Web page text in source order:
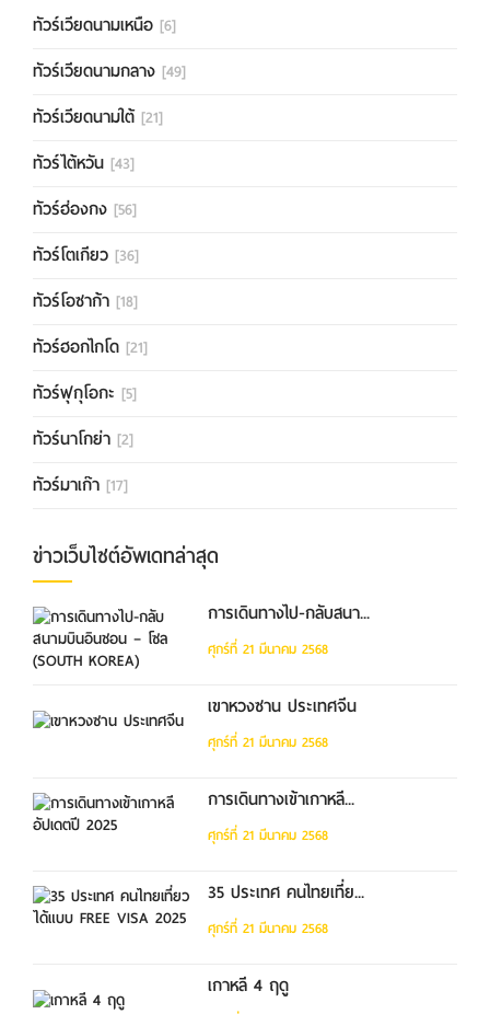
ทัวร์เวียดนามเหนือ [6]
ทัวร์เวียดนามกลาง [49]
ทัวร์เวียดนามใต้ [21]
ทัวร์ไต้หวัน [43]
ทัวร์ฮ่องกง [56]
ทัวร์โตเกียว [36]
ทัวร์โอซาก้า [18]
ทัวร์ฮอกไกโด [21]
ทัวร์ฟุกุโอกะ [5]
ทัวร์นาโกย่า [2]
ทัวร์มาเก๊า [17]
ข่าวเว็บไซต์อัพเดทล่าสุด
การเดินทางไป-กลับสนา...
ศุกร์ที่ 21 มีนาคม 2568
เขาหวงซาน ประเทศจีน
ศุกร์ที่ 21 มีนาคม 2568
การเดินทางเข้าเกาหลี...
ศุกร์ที่ 21 มีนาคม 2568
35 ประเทศ คนไทยเที่ย...
ศุกร์ที่ 21 มีนาคม 2568
เกาหลี 4 ฤดู